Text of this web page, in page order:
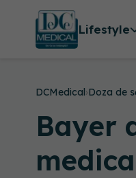
Lifestyle
DCMedical›Doza de
Bayer